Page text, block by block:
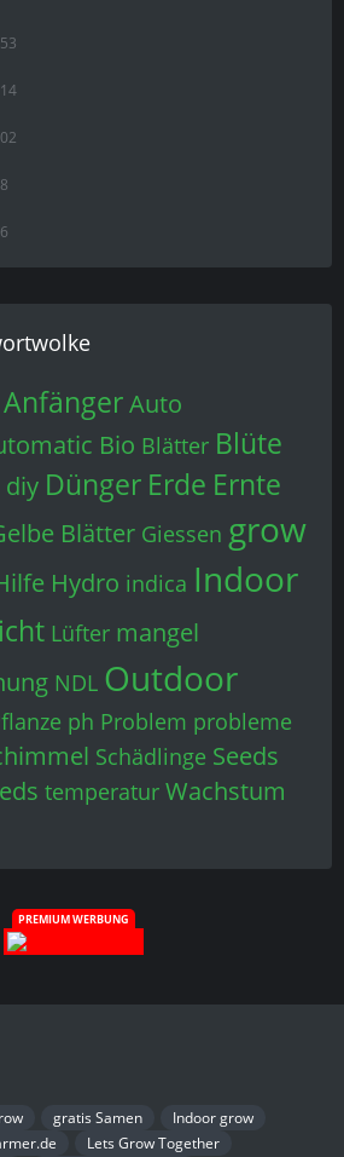
AnfängerAuto
Bio Blätter Blüte
diy Dünger Erde Ernte
Blätter Giessen grow
Hydro indica Indoor
Lüfter mangel
NDL Outdoor
ph Problem probleme
Schädlinge Seeds
temperatur Wachstum
PREMIUM WERBUNG
gratis Samen
Indoor grow
Lets Grow Together